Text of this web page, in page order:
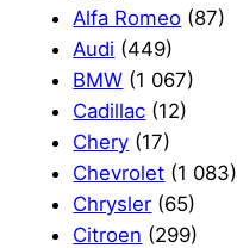
Alfa Romeo (87)
Audi (449)
BMW (1 067)
Cadillac (12)
Chery (17)
Chevrolet (1 083)
Chrysler (65)
Citroen (299)